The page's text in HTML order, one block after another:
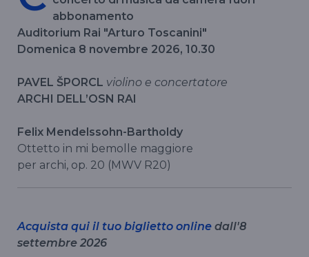
abbonamento
Auditorium Rai "Arturo Toscanini"
Domenica 8 novembre 2026, 10.30
PAVEL ŠPORCL violino e concertatore
ARCHI DELL’OSN RAI
Felix Mendelssohn-Bartholdy
Ottetto in mi bemolle maggiore
per archi, op. 20 (MWV R20)
Acquista qui il tuo biglietto online dall'8
settembre 2026